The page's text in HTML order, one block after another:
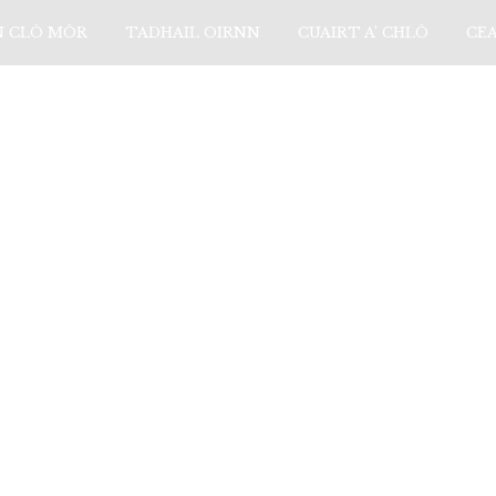
CLÒ MÒR TADHAIL OIRNN CUAIRT A’ CHLÒ